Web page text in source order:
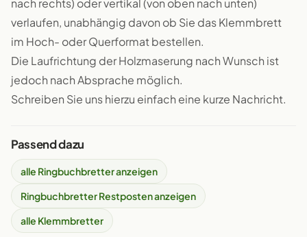
nach rechts) oder vertikal (von oben nach unten)
verlaufen, unabhängig davon ob Sie das Klemmbrett
im Hoch- oder Querformat bestellen.
Die Laufrichtung der Holzmaserung nach Wunsch ist
jedoch nach Absprache möglich.
Schreiben Sie uns hierzu einfach eine kurze Nachricht.
Passend dazu
alle Ringbuchbretter anzeigen
Ringbuchbretter Restposten anzeigen
alle Klemmbretter